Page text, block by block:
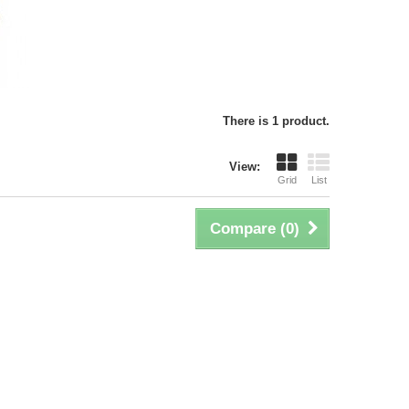
There is 1 product.
View:
Grid List
Compare (0)